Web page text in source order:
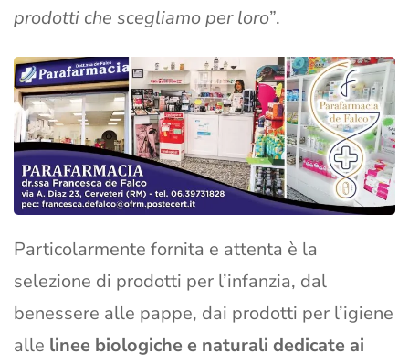
prodotti che scegliamo per loro”.
Particolarmente fornita e attenta è la
selezione di prodotti per l’infanzia, dal
benessere alle pappe, dai prodotti per l’igiene
alle linee biologiche e naturali dedicate ai